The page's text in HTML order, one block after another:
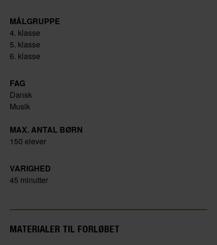
MÅLGRUPPE
4. klasse
5. klasse
6. klasse
FAG
Dansk
Musik
MAX. ANTAL BØRN
150 elever
VARIGHED
45 minutter
MATERIALER TIL FORLØBET